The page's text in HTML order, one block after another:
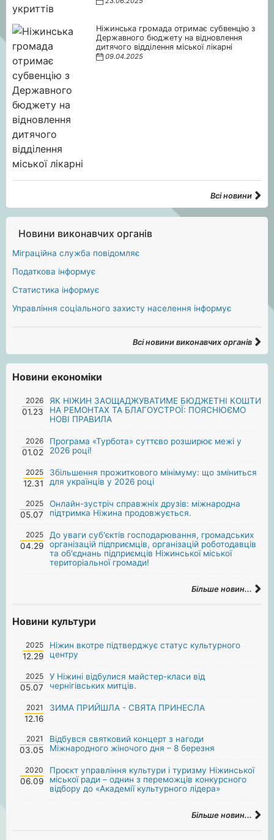
Ніжинська громада отримає субвенцію з
Державного бюджету на відновлення
дитячого відділення міської лікарні
09.04.2025
Всі новини
Новини виконавчих органів
Міграційна служба повідомляє
Податкова інформує
Статистика інформує
Управління соціального захисту населення інформує
Всі новини виконавчих органів
Новини економіки
2026
01.23
ЯК НІЖИН ЗАОЩАДЖУВАТИМЕ БЮДЖЕТНІ КОШТИ
НА РЕМОНТАХ ТА БЛАГОУСТРОЇ: ПОЯСНЮЄМО
НОВІ ПРАВИЛА
2026
01.02
Програма «Турбота» суттєво розширює межі у
2026 році!
2025
12.31
Збільшення прожиткового мінімуму: що зміниться
для українців у 2026 році
2025
05.07
Онлайн-зустріч справжніх друзів: міжнародна
підтримка Ніжина продовжується.
2025
04.29
До уваги суб'єктів господарювання, громадських
організацій підприємців, організацій роботодавців
та об'єднань підприємців Ніжинської міської
територіальної громади!
Більше новин...
Новини культури
2025
12.29
Ніжин вкотре підтверджує статус культурного
центру
2025
05.07
У Ніжині відбулися майстер-класи від
чернігівських митців.
2021
12.16
ЗИМА ПРИЙШЛА - СВЯТА ПРИНЕСЛА
2021
03.05
Відбувся святковий концерт з нагоди
Міжнародного жіночого дня – 8 березня
2020
06.09
Проєкт управління культури і туризму Ніжинської
міської ради – однин з переможців конкурсного
відбору до «Академії культурного лідера»
Більше новин...